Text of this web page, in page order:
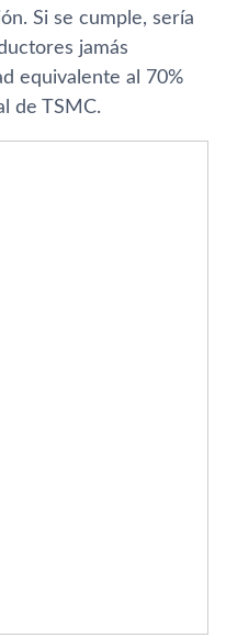
Si se cumple, sería
jamás
equivalente al 70%
de TSMC.